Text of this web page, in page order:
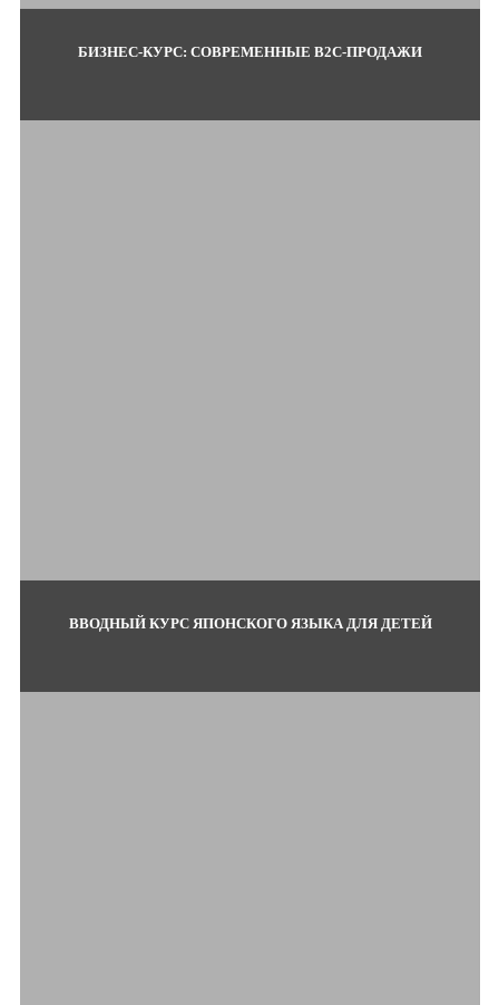
БИЗНЕС-КУРС: СОВРЕМЕННЫЕ B2C-ПРОДАЖИ
ВВОДНЫЙ КУРС ЯПОНСКОГО ЯЗЫКА ДЛЯ ДЕТЕЙ